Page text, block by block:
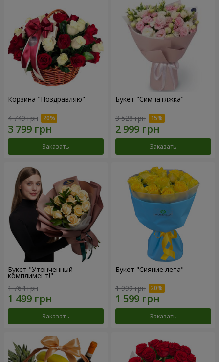
Корзина "Поздравляю"
4 749 грн
Заказать
Букет "Симпатяжка"
3 528 грн
Заказать
Букет "Утонченный
комплимент!"
1 764 грн
Заказать
Букет "Сияние лета"
1 999 грн
Заказать